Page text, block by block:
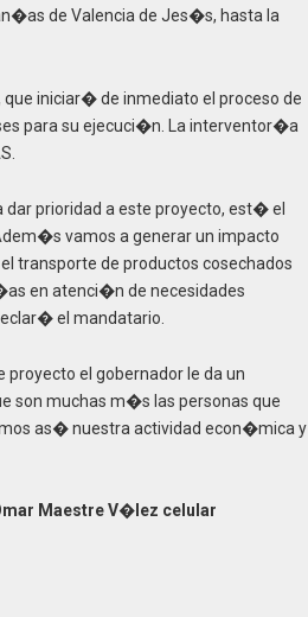
de Valencia de Jes�s, hasta la
iniciar� de inmediato el proceso de
para su ejecuci�n. La interventor�a
dar prioridad a este proyecto, est� el
vamos a generar un impacto
transporte de productos cosechados
en atenci�n de necesidades
el mandatario.
el gobernador le da un
son muchas m�s las personas que
as� nuestra actividad econ�mica y
Maestre V�lez celular